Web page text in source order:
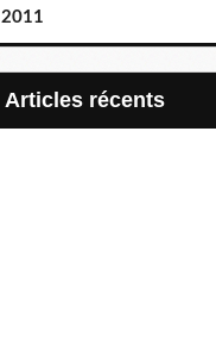
2011
articles récents